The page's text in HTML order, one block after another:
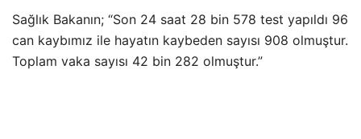
Sağlık Bakanın; “Son 24 saat 28 bin 578 test yapıldı 96
can kaybımız ile hayatın kaybeden sayısı 908 olmuştur.
Toplam vaka sayısı 42 bin 282 olmuştur.”